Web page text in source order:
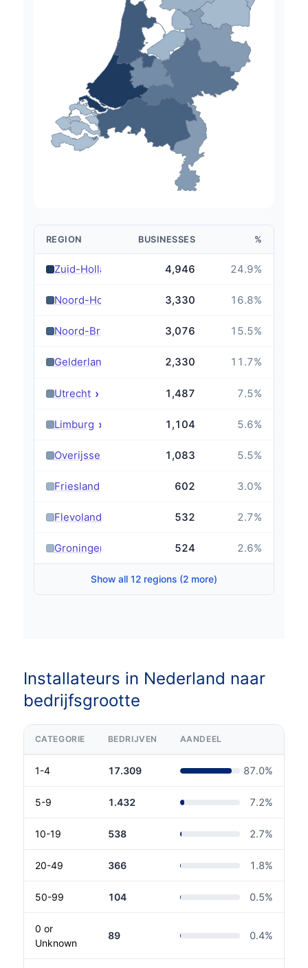
REGION BUSINESSES %
Zuid-Holland 4,946 24.9%
Noord-Holland 3,330 16.8%
Noord-Brabant 3,076 15.5%
Gelderland 2,330 11.7%
Utrecht › 1,487 7.5%
Limburg › 1,104 5.6%
Overijssel 1,083 5.5%
Friesland 602 3.0%
Flevoland 532 2.7%
Groningen 524 2.6%
Show all 12 regions (2 more)
Installateurs in Nederland naar
bedrijfsgrootte
CATEGORIE BEDRIJVEN AANDEEL
1-4 17.309 87.0%
5-9 1.432 7.2%
10-19 538 2.7%
20-49 366 1.8%
50-99 104 0.5%
0 or
Unknown
89 0.4%